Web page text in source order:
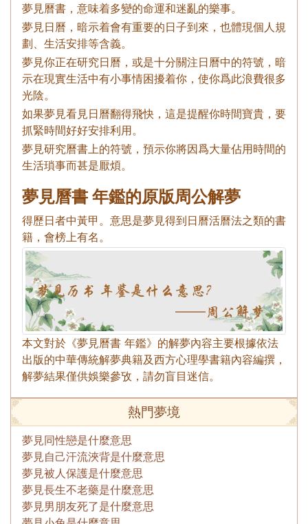
夢見曆書，意味着多變的命運和迷亂的樂事。
夢見日曆，暗示着會有重要的日子到來，也體現個人規
劃、生活安排等含義。
夢見你正在研究日曆，或是十分關注日曆中的符號，暗
示在現實生活中有小事情困擾着你，使你爲此浪費很多
光陰。
如果夢見看見日曆翻得飛快，這是提醒你時間寶貴，要
抓緊時間好好安排利用。
夢見研究曆書上的符號，預示你將因爲大量佔用時間的
生活瑣事而甚是厭煩。
夢見曆書 年鑑的原版周公解夢
得歷日者中黃甲。意思是夢見得到日曆活曆法之類的書
籍，會榜上有名。
本文對於《夢見曆書 年鑑》的解夢內容主要根據依法
出版的中華傳統解夢典籍及西方心理學書籍內容編撰，
解夢結果僅供娛樂參攷，請勿盲目迷信。
熱門夢境
夢見同性戀是什麼意思
夢見自己汗流浹背是什麼意思
夢見被人保護是什麼意思
夢見長生不老藥是什麼意思
夢見男朋友死了是什麼意思